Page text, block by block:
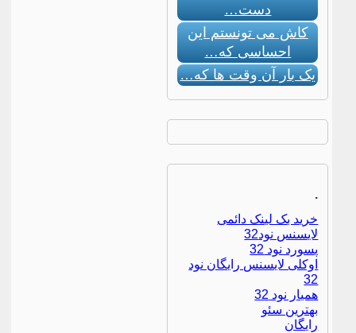
دست…
کاش می تونستم این
احساسی که…
یک بار آن وقت ها که…
.
خرید بک لینک دائمی
لایسنس نود32
پسورد نود 32
اوکلی لایسنس رایگان نود
32
همیار نود 32
بهترین سئو
رایگان